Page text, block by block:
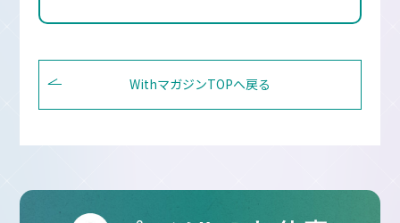
WithマガジンTOPへ戻る